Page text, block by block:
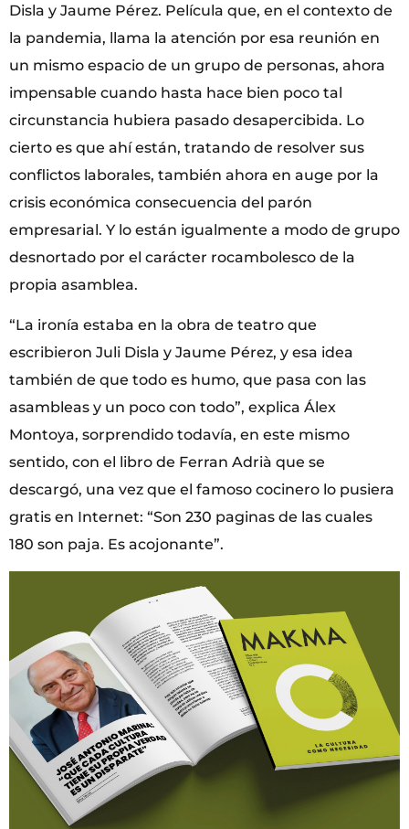
Disla y Jaume Pérez. Película que, en el contexto de
la pandemia, llama la atención por esa reunión en
un mismo espacio de un grupo de personas, ahora
impensable cuando hasta hace bien poco tal
circunstancia hubiera pasado desapercibida. Lo
cierto es que ahí están, tratando de resolver sus
conflictos laborales, también ahora en auge por la
crisis económica consecuencia del parón
empresarial. Y lo están igualmente a modo de grupo
desnortado por el carácter rocambolesco de la
propia asamblea.
“La ironía estaba en la obra de teatro que
escribieron Juli Disla y Jaume Pérez, y esa idea
también de que todo es humo, que pasa con las
asambleas y un poco con todo”, explica Álex
Montoya, sorprendido todavía, en este mismo
sentido, con el libro de Ferran Adrià que se
descargó, una vez que el famoso cocinero lo pusiera
gratis en Internet: “Son 230 paginas de las cuales
180 son paja. Es acojonante”.